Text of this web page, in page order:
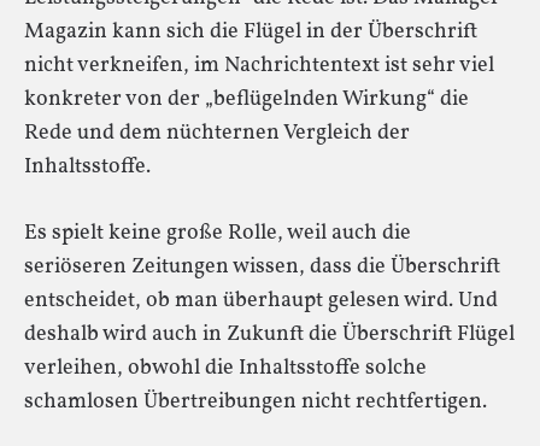
Magazin kann sich die Flügel in der Überschrift
nicht verkneifen, im Nachrichtentext ist sehr viel
konkreter von der „beflügelnden Wirkung“ die
Rede und dem nüchternen Vergleich der
Inhaltsstoffe.
Es spielt keine große Rolle, weil auch die
seriöseren Zeitungen wissen, dass die Überschrift
entscheidet, ob man überhaupt gelesen wird. Und
deshalb wird auch in Zukunft die Überschrift Flügel
verleihen, obwohl die Inhaltsstoffe solche
schamlosen Übertreibungen nicht rechtfertigen.